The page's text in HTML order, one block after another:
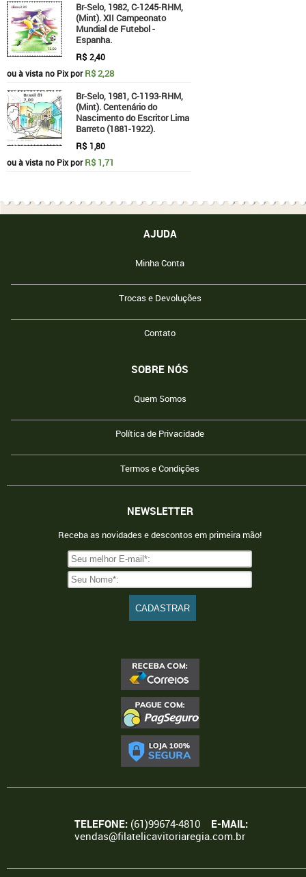
Br-Selo, 1982, C-1245-RHM,
(Mint). XII Campeonato
Mundial de Futebol -
Espanha.
R$ 2,40
ou à vista no Pix porR$ 2,28
Br-Selo, 1981, C-1193-RHM,
(Mint). Centenário do
Nascimento do Escritor Lima
Barreto (1881-1922).
R$ 1,80
ou à vista no Pix porR$ 1,71
AJUDA
Minha Conta
Trocas e Devoluções
Contato
SOBRE NÓS
Quem Somos
Política de Privacidade
Termos e Condições
NEWSLETTER
Receba as novidades e descontos em primeira mão!
TELEFONE: (61)99674-4810
E-MAIL:
vendas@filatelicavitoriaregia.com.br